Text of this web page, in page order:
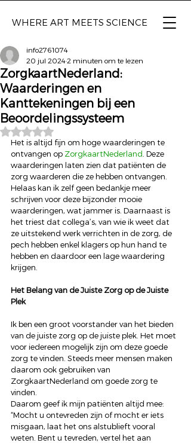
WHERE ART MEETS SCIENCE
ZorgkaartNederland:
Waarderingen en
Kanttekeningen bij een
Beoordelingssysteem
info2761074
20 jul 20242 minuten om te lezen
Beoordeeld met NaN uit 5 sterren.
Het is altijd fijn om hoge waarderingen te
ontvangen op ZorgkaartNederland . Deze
waarderingen laten zien dat patiënten de
zorg waarderen die ze hebben ontvangen.
Helaas kan ik zelf geen bedankje meer
schrijven voor deze bijzonder mooie
waarderingen, wat jammer is. Daarnaast is
het triest dat collega’s, van wie ik weet dat
ze uitstekend werk verrichten in de zorg, de
pech hebben enkel klagers op hun hand te
hebben en daardoor een lage waardering
krijgen.
Het Belang van de Juiste Zorg op de Juiste
Plek
Ik ben een groot voorstander van het bieden
van de juiste zorg op de juiste plek. Het moet
voor iedereen mogelijk zijn om deze goede
zorg te vinden. Steeds meer mensen maken
daarom ook gebruiken van
ZorgkaartNederland om goede zorg te
vinden.
Daarom geef ik mijn patiënten altijd mee:
“Mocht u ontevreden zijn of mocht er iets
misgaan, laat het ons alstublieft vooral
weten. Bent u tevreden, vertel het aan